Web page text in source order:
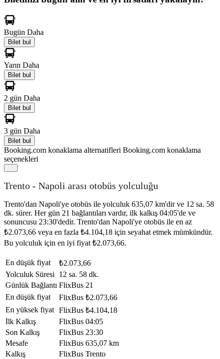
Bugün Daha
Bilet bul
Yarın Daha
Bilet bul
2 gün Daha
Bilet bul
3 gün Daha
Bilet bul
Booking.com konaklama alternatifleri Booking.com konaklama
seçenekleri
Trento - Napoli arası otobüs yolculuğu
Trento'dan Napoli'ye otobüs ile yolculuk 635,07 km'dir ve 12 sa. 58
dk. sürer. Her gün 21 bağlantıları vardır, ilk kalkış 04:05'de ve
sonuncusu 23:30'dedir. Trento'dan Napoli'ye otobüs ile en az
₺2.073,66 veya en fazla ₺4.104,18 için seyahat etmek mümkündür.
Bu yolculuk için en iyi fiyat ₺2.073,66.
En düşük fiyat
₺2.073,66
Yolculuk Süresi
12 sa. 58 dk.
Günlük Bağlantı FlixBus 21
En düşük fiyat
FlixBus ₺2.073,66
En yüksek fiyat FlixBus ₺4.104,18
İlk Kalkış
FlixBus 04:05
Son Kalkış
FlixBus 23:30
Mesafe
FlixBus 635,07 km
Kalkış
FlixBus Trento